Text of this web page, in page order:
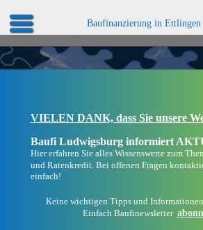
Baufinanzierung in Ettlingen
VIELEN DANK, dass Sie unsere
Baufi Ludwigsburg informiert
Hier erfahren Sie alles Wissenswerte zum
und Ratenkredit. Bei offenen Fragen
einfach!
Keine wichtigen Tipps und Informationen
Einfach Baufinewsletter